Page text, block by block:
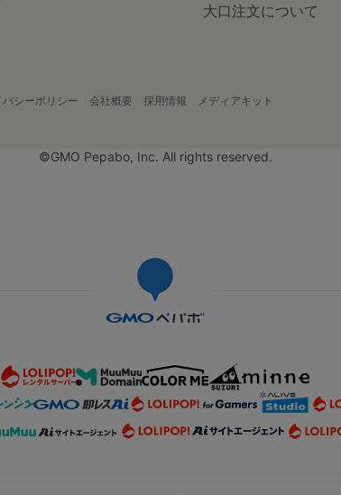
大口注文について
バシーポリシー 会社概要 採用情報 メディアキット
©GMO Pepabo, Inc. All rights reserved.